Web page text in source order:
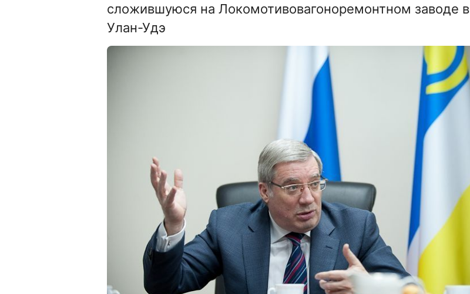
сложившуюся на Локомотивовагоноремонтном заводе в
Улан-Удэ